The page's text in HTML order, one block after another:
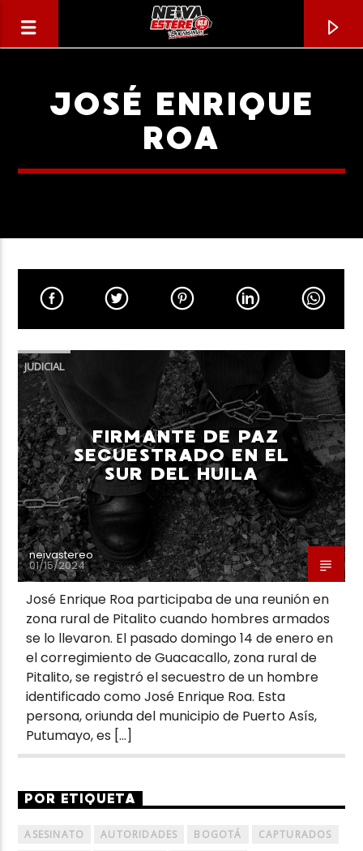
CANCIÓN ACTUAL
TÍTULO
ARTISTA
Neiva Estereo
JOSÉ ENRIQUE
ROA
JUDICIAL
FIRMANTE DE PAZ
SECUESTRADO EN EL
SUR DEL HUILA
neivastereo
01/15/2024
José Enrique Roa participaba de una reunión en
zona rural de Pitalito cuando hombres armados
se lo llevaron. El pasado domingo 14 de enero en
el corregimiento de Guacacallo, zona rural de
Pitalito, se registró el secuestro de un hombre
identificado como José Enrique Roa. Esta
persona, oriunda del municipio de Puerto Asís,
Putumayo, es […]
POR ETIQUETA
ASESINATO AUTORIDADES BOGOTÁ
CAPTURADOS